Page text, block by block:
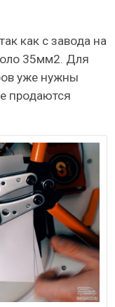
как с завода на
35мм2. Для
уже нужны
продаются